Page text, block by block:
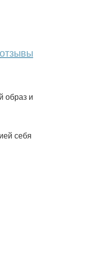
отзывы
образ и
себя